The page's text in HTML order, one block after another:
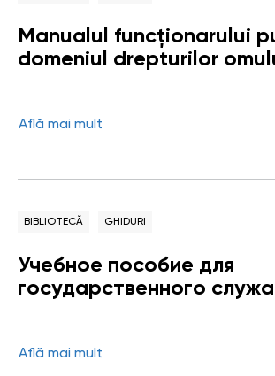
Manualul funcționarului
domeniul drepturilor
Află mai mult
BIBLIOTECĂ GHIDURI
Учебное пособие для
государственного
Află mai mult